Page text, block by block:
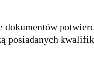
posiadanych